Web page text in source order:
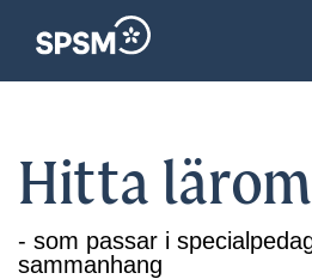
Hitta
- som passar i
sammanhang